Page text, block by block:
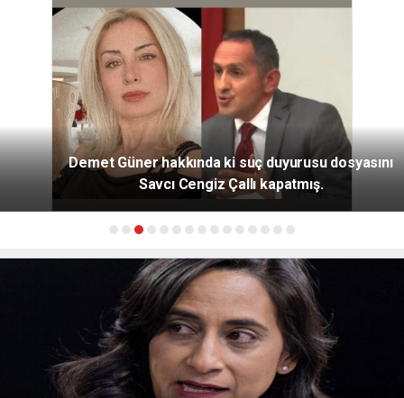
Demet Güner hakkında ki suç duyurusu dosyasını
Savcı Cengiz Çallı kapatmış.
yüksek noktasına ulaştı